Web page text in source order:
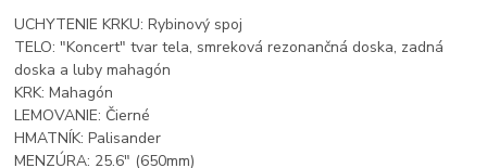
UCHYTENIE KRKU: Rybinový spoj
TELO: "Koncert" tvar tela, smreková rezonančná doska, zadná
doska a luby mahagón
KRK: Mahagón
LEMOVANIE: Čierné
HMATNÍK: Palisander
MENZÚRA: 25.6" (650mm)